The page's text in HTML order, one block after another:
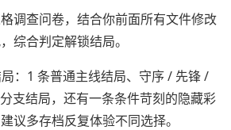
调查问卷，结合你前面所有文件修改
综合判定解锁结局。
：1 条普通主线结局、守序 / 先锋 /
支结局，还有一条条件苛刻的隐藏彩
议多存档反复体验不同选择。